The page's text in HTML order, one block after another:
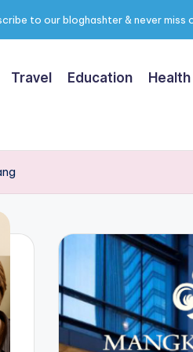
to our bloghashter & never miss
Travel Education Health